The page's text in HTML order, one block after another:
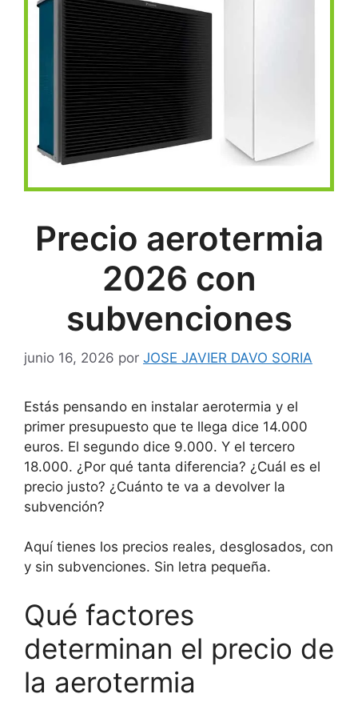
Precio aerotermia
2026 con
subvenciones
junio 16, 2026 por JOSE JAVIER DAVO SORIA
Estás pensando en instalar aerotermia y el
primer presupuesto que te llega dice 14.000
euros. El segundo dice 9.000. Y el tercero
18.000. ¿Por qué tanta diferencia? ¿Cuál es el
precio justo? ¿Cuánto te va a devolver la
subvención?
Aquí tienes los precios reales, desglosados, con
y sin subvenciones. Sin letra pequeña.
Qué factores
determinan el precio de
la aerotermia